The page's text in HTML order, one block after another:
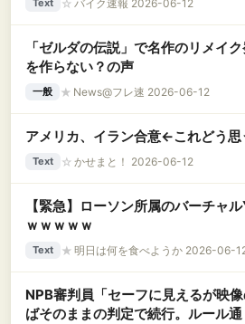
Text ☆ バイク速報 2026-06-12
「ゼルダの伝説」で名作のリメイ
を作らない？の声
一般 ★ News@フレ速 2026-06-12
アメリカ、イラン合意←これどう思
Text ☆ かせまと！ 2026-06-12
【緊急】ローソン所属のバーチャ
ｗｗｗｗｗ
Text ★ 明日は何を食べようか 2026-06-
NPB審判員「セーフに見えるが映
ばそのままの判定で続行。ルール